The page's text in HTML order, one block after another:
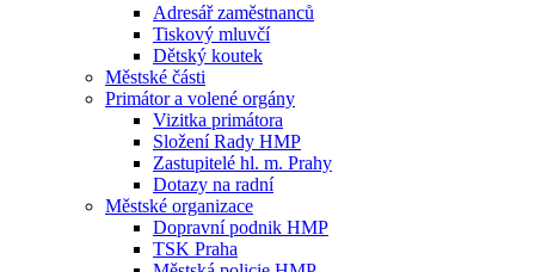
Adresář zaměstnanců
Tiskový mluvčí
Dětský koutek
Městské části
Primátor a volené orgány
Vizitka primátora
Složení Rady HMP
Zastupitelé hl. m. Prahy
Dotazy na radní
Městské organizace
Dopravní podnik HMP
TSK Praha